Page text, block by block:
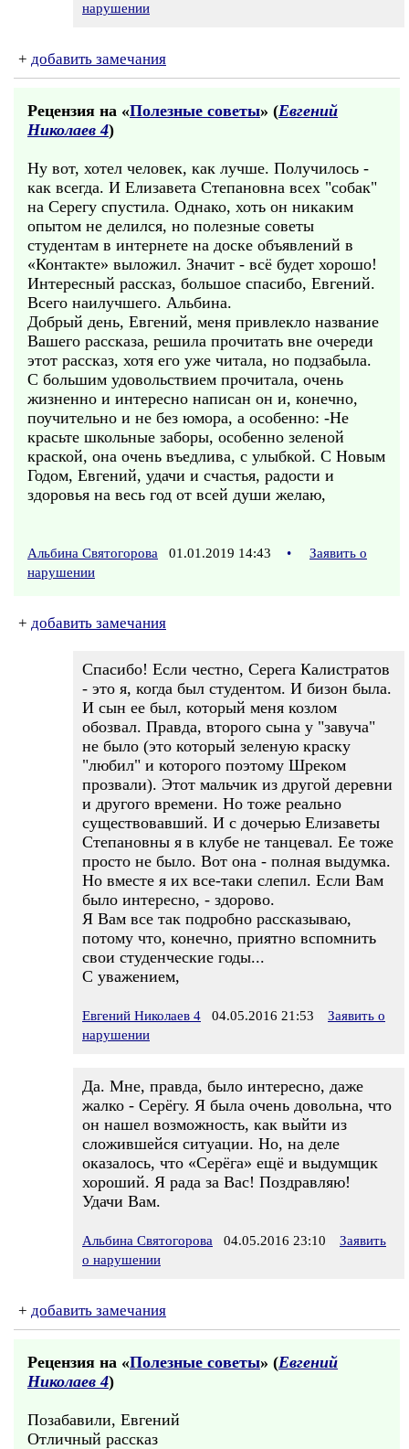
нарушении
+ добавить замечания
Рецензия на «Полезные советы» (Евгений
Николаев 4)
Ну вот, хотел человек, как лучше. Получилось -
как всегда. И Елизавета Степановна всех "собак"
на Серегу спустила. Однако, хоть он никаким
опытом не делился, но полезные советы
студентам в интернете на доске объявлений в
«Контакте» выложил. Значит - всё будет хорошо!
Интересный рассказ, большое спасибо, Евгений.
Всего наилучшего. Альбина.
Добрый день, Евгений, меня привлекло название
Вашего рассказа, решила прочитать вне очереди
этот рассказ, хотя его уже читала, но подзабыла.
С большим удовольствием прочитала, очень
жизненно и интересно написан он и, конечно,
поучительно и не без юмора, а особенно: -Не
красьте школьные заборы, особенно зеленой
краской, она очень въедлива, с улыбкой. С Новым
Годом, Евгений, удачи и счастья, радости и
здоровья на весь год от всей души желаю,
Альбина Святогорова 01.01.2019 14:43 •
Заявить о
нарушении
+ добавить замечания
Спасибо! Если честно, Серега Калистратов
- это я, когда был студентом. И бизон была.
И сын ее был, который меня козлом
обозвал. Правда, второго сына у "завуча"
не было (это который зеленую краску
"любил" и которого поэтому Шреком
прозвали). Этот мальчик из другой деревни
и другого времени. Но тоже реально
существовавший. И с дочерью Елизаветы
Степановны я в клубе не танцевал. Ее тоже
просто не было. Вот она - полная выдумка.
Но вместе я их все-таки слепил. Если Вам
было интересно, - здорово.
Я Вам все так подробно рассказываю,
потому что, конечно, приятно вспомнить
свои студенческие годы...
С уважением,
Евгений Николаев 4 04.05.2016 21:53
Заявить о
нарушении
Да. Мне, правда, было интересно, даже
жалко - Серёгу. Я была очень довольна, что
он нашел возможность, как выйти из
сложившейся ситуации. Но, на деле
оказалось, что «Серёга» ещё и выдумщик
хороший. Я рада за Вас! Поздравляю!
Удачи Вам.
Альбина Святогорова 04.05.2016 23:10
Заявить
о нарушении
+ добавить замечания
Рецензия на «Полезные советы» (Евгений
Николаев 4)
Позабавили, Евгений
Отличный рассказ